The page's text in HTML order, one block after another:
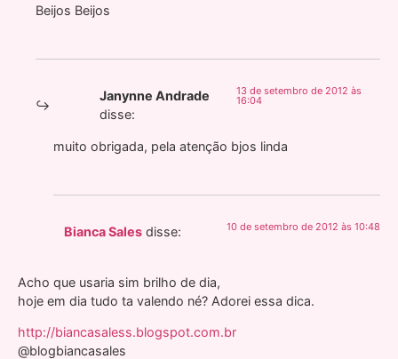
Beijos Beijos
Janynne Andrade
disse:
13 de setembro de 2012 às
16:04
muito obrigada, pela atenção bjos linda
Bianca Sales disse: 10 de setembro de 2012 às 10:48
Acho que usaria sim brilho de dia,
hoje em dia tudo ta valendo né? Adorei essa dica.
http://biancasaless.blogspot.com.br
@blogbiancasales